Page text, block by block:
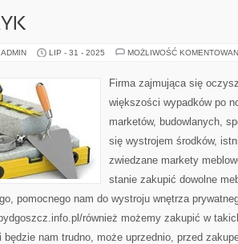
LIP - 31 - 2025 MOŻLIWOŚĆ
Firma zajmująca się
większości wypadków po
marketów, budowlanych,
się wystrojem środków,
zwiedzane markety
stanie zakupić dowolne
pomocnego nam do wystroju wnętrza
również możemy zakupić w
będzie nam trudno, może uprzednio, przed